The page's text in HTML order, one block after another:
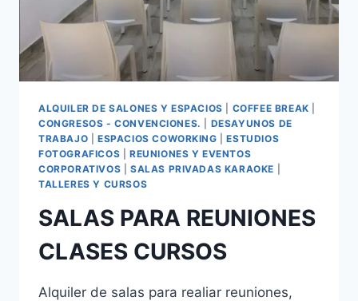
ALQUILER DE SALONES Y ESPACIOS COFFEE BREAK
CONGRESOS - CONVENCIONES.
DESAYUNOS DE
TRABAJO
ESPACIOS COWORKING |ESTUDIOS
FOTOGRAFICOS
REUNIONES Y EVENTOS
CORPORATIVOS
SALAS PRIVADAS KARAOKE
TALLERES Y CURSOS
SALAS PARA REUNIONES
CLASES CURSOS
Alquiler de salas para realiar reuniones,